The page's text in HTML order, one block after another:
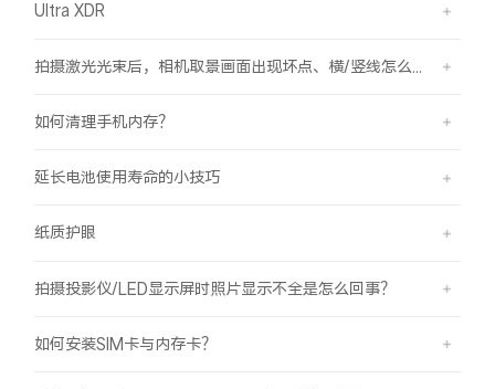
Ultra XDR
如何清理手机内存？
延长电池使用寿命的小技巧
纸质护眼
拍摄投影仪/LED显示屏时照片显示不全是怎么回事？
如何安装SIM卡与内存卡？